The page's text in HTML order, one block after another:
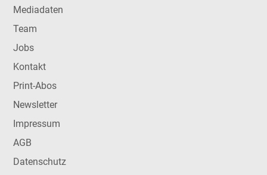
Mediadaten
Team
Jobs
Kontakt
Print-Abos
Newsletter
Impressum
AGB
Datenschutz